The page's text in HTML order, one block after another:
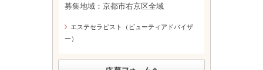
募集地域：京都市右京区全域
エステセラピスト（ビューティアドバイザ
ー）